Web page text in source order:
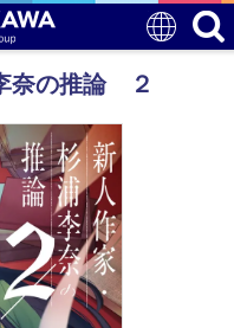
奈の推論 ２